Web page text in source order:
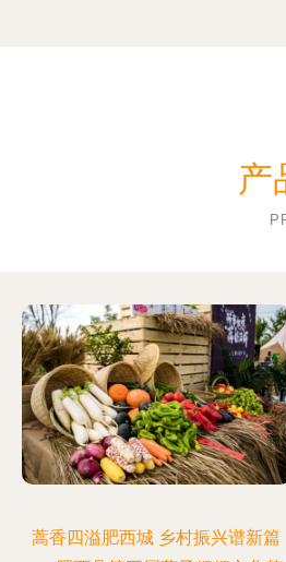
产
蒿香四溢肥西城 乡村振兴谱新篇